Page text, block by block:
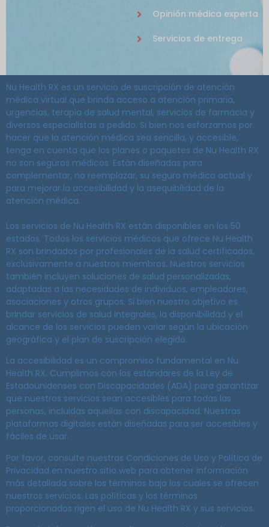
Opinión médica experta
Servicios de entrega
Nu Health RX es un servicio de suscripción de atención
médica virtual que brinda acceso a atención primaria,
urgencias, terapia de salud mental, servicios de farmacia y
diversos especialistas a pedido. Si bien nos esforzamos por
hacer que la atención médica sea sencilla, y accesible,
tenga en cuenta que los planes o paquetes de Nu Health RX
no son seguros médicos. Están diseñadas para
complementar, no reemplazar, su seguro médico actual y
para mejorar la accesibilidad y la asequibilidad de la
atención médica.
Los servicios de Nu Health RX están disponibles en los 50
estados. Todos los servicios médicos que ofrece Nu Health
RX son brindados por profesionales de la salud certificados,
exclusivamente a nuestros miembros. Nuestros servicios
también incluyen soluciones de salud personalizadas,
adaptadas a las necesidades de individuos, empleadores,
asociaciones y otros grupos. Si bien nuestro objetivo es
brindar servicios de salud integrales, la disponibilidad y el
alcance de los servicios pueden variar según la ubicación
geográfica y el plan de suscripción elegido.
La accesibilidad es un compromiso fundamental en Nu
Health RX. Cumplimos con los estándares de la Ley de
Estadounidenses con Discapacidades (ADA) para garantizar
que nuestros servicios sean accesibles para todas las
personas, incluidas aquellas con discapacidad. Nuestras
plataformas digitales están diseñadas para ser accesibles y
fáciles de usar.
Por favor, consulte nuestras Condiciones de Uso y Política de
Privacidad en nuestro sitio web para obtener información
más detallada sobre los términos bajo los cuales se ofrecen
nuestros servicios. Las políticas y los términos
proporcionados rigen el uso de Nu Health RX y sus servicios.